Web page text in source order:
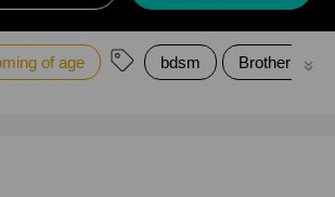
of age bdsm Brother